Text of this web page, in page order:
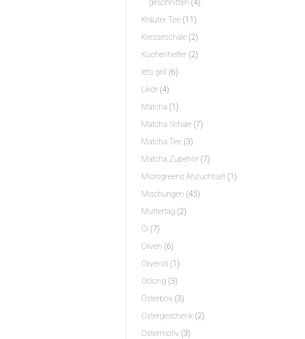
geschnitten 4
Kräuter Tee 1111
Produkte
Kresseschale 22
Produkte
Küchenhelfer 22
lets grill 66
Likör 44
Produkte
Matcha 11
Produkt
Matcha Schale 77
Matcha Tee 33
Produkte
Matcha Zubehör 77
Produkte
Microgreens Anzuchtset 11
Mischungen 4545
Muttertag 22
Öl 77
Produkte
Oliven 66
Produkte
Olivenöl 11
Oolong 33
Produkte
Osterbox 33
Produkte
Ostergeschenk 22
Ostermotiv 33